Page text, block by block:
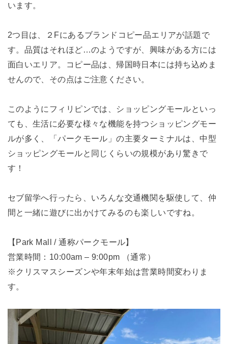
います。
2つ目は、２Fにあるブランドコピー品エリアが話題で
す。品質はそれほど…のようですが、興味がある方には
面白いエリア。コピー品は、帰国時日本には持ち込めま
せんので、その点はご注意ください。
このようにフィリピンでは、ショッピングモールといっ
ても、生活に必要な様々な機能を持つショッピングモー
ルが多く、「パークモール」の主要ターミナルは、中型
ショッピングモールと同じくらいの規模があり驚きで
す！
セブ留学へ行ったら、いろんな交通機関を駆使して、仲
間と一緒に遊びに出かけてみるのも楽しいですね。
【Park Mall / 通称パークモール】
営業時間：10:00am – 9:00pm （通常）
※クリスマスシーズンや年末年始は営業時間変わりま
す。